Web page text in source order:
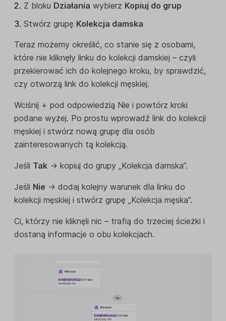
Z bloku Działania wybierz Kopiuj do grup
Stwórz grupę Kolekcja damska
Teraz możemy określić, co stanie się z osobami,
które nie kliknęły linku do kolekcji damskiej – czyli
przekierować ich do kolejnego kroku, by sprawdzić,
czy otworzą link do kolekcji męskiej.
Wciśnij + pod odpowiedzią Nie i powtórz kroki
podane wyżej. Po prostu wprowadź link do kolekcji
męskiej i stwórz nową grupę dla osób
zainteresowanych tą kolekcją.
Jeśli Tak → kopiuj do grupy „Kolekcja damska”.
Jeśli Nie → dodaj kolejny warunek dla linku do
kolekcji męskiej i stwórz grupę „Kolekcja męska”.
Ci, którzy nie kliknęli nic – trafią do trzeciej ścieżki i
dostaną informacje o obu kolekcjach.